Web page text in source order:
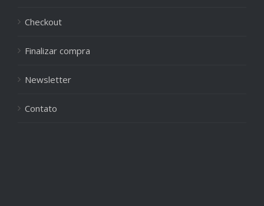
Checkout
Finalizar compra
Newsletter
Contato